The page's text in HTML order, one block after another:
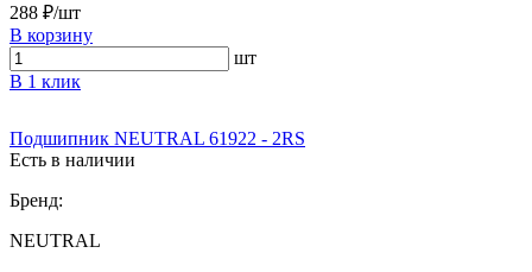
288 ₽/шт
В корзину
шт
В 1 клик
Подшипник NEUTRAL 61922 - 2RS
Есть в наличии
Бренд:
NEUTRAL